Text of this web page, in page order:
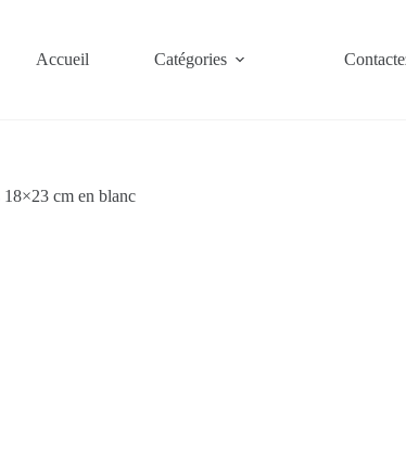
Accueil Catégories
18×23 cm en blanc